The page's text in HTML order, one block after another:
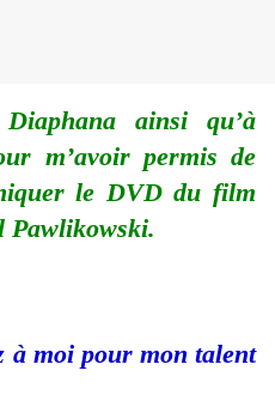
ainsi qu’à
m’avoir permis de
le DVD du film
Pawlikowski.
à moi pour mon talent